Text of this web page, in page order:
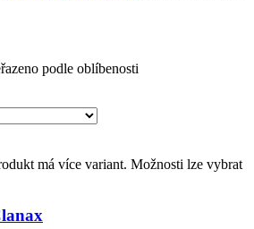
podle oblíbenosti
má více variant. Možnosti lze vybrat